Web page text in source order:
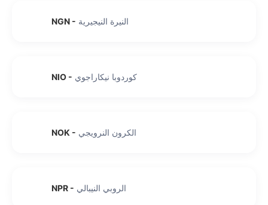
NGN - النيرة النيجيرية
NIO - كوردوبا نيكاراجوي
NOK - الكرون النرويجي
NPR - الروبي النيبالي